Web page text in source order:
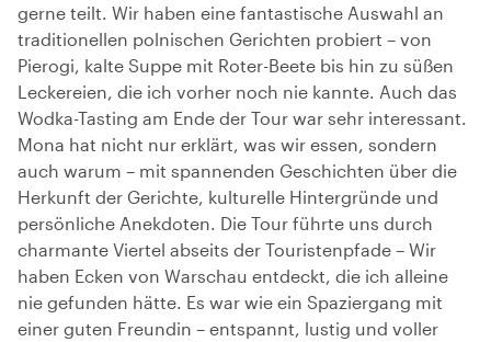
gerne teilt. Wir haben eine fantastische Auswahl an
traditionellen polnischen Gerichten probiert – von
Pierogi, kalte Suppe mit Roter-Beete bis hin zu süßen
Leckereien, die ich vorher noch nie kannte. Auch das
Wodka-Tasting am Ende der Tour war sehr interessant.
Mona hat nicht nur erklärt, was wir essen, sondern
auch warum – mit spannenden Geschichten über die
Herkunft der Gerichte, kulturelle Hintergründe und
persönliche Anekdoten. Die Tour führte uns durch
charmante Viertel abseits der Touristenpfade – Wir
haben Ecken von Warschau entdeckt, die ich alleine
nie gefunden hätte. Es war wie ein Spaziergang mit
einer guten Freundin – entspannt, lustig und voller